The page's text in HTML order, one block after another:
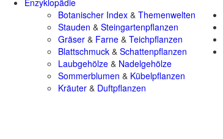
Enzyklopädie
Botanischer Index & Themenwelten
Stauden & Steingartenpflanzen
Gräser & Farne & Teichpflanzen
Blattschmuck & Schattenpflanzen
Laubgehölze & Nadelgehölze
Sommerblumen & Kübelpflanzen
Kräuter & Duftpflanzen